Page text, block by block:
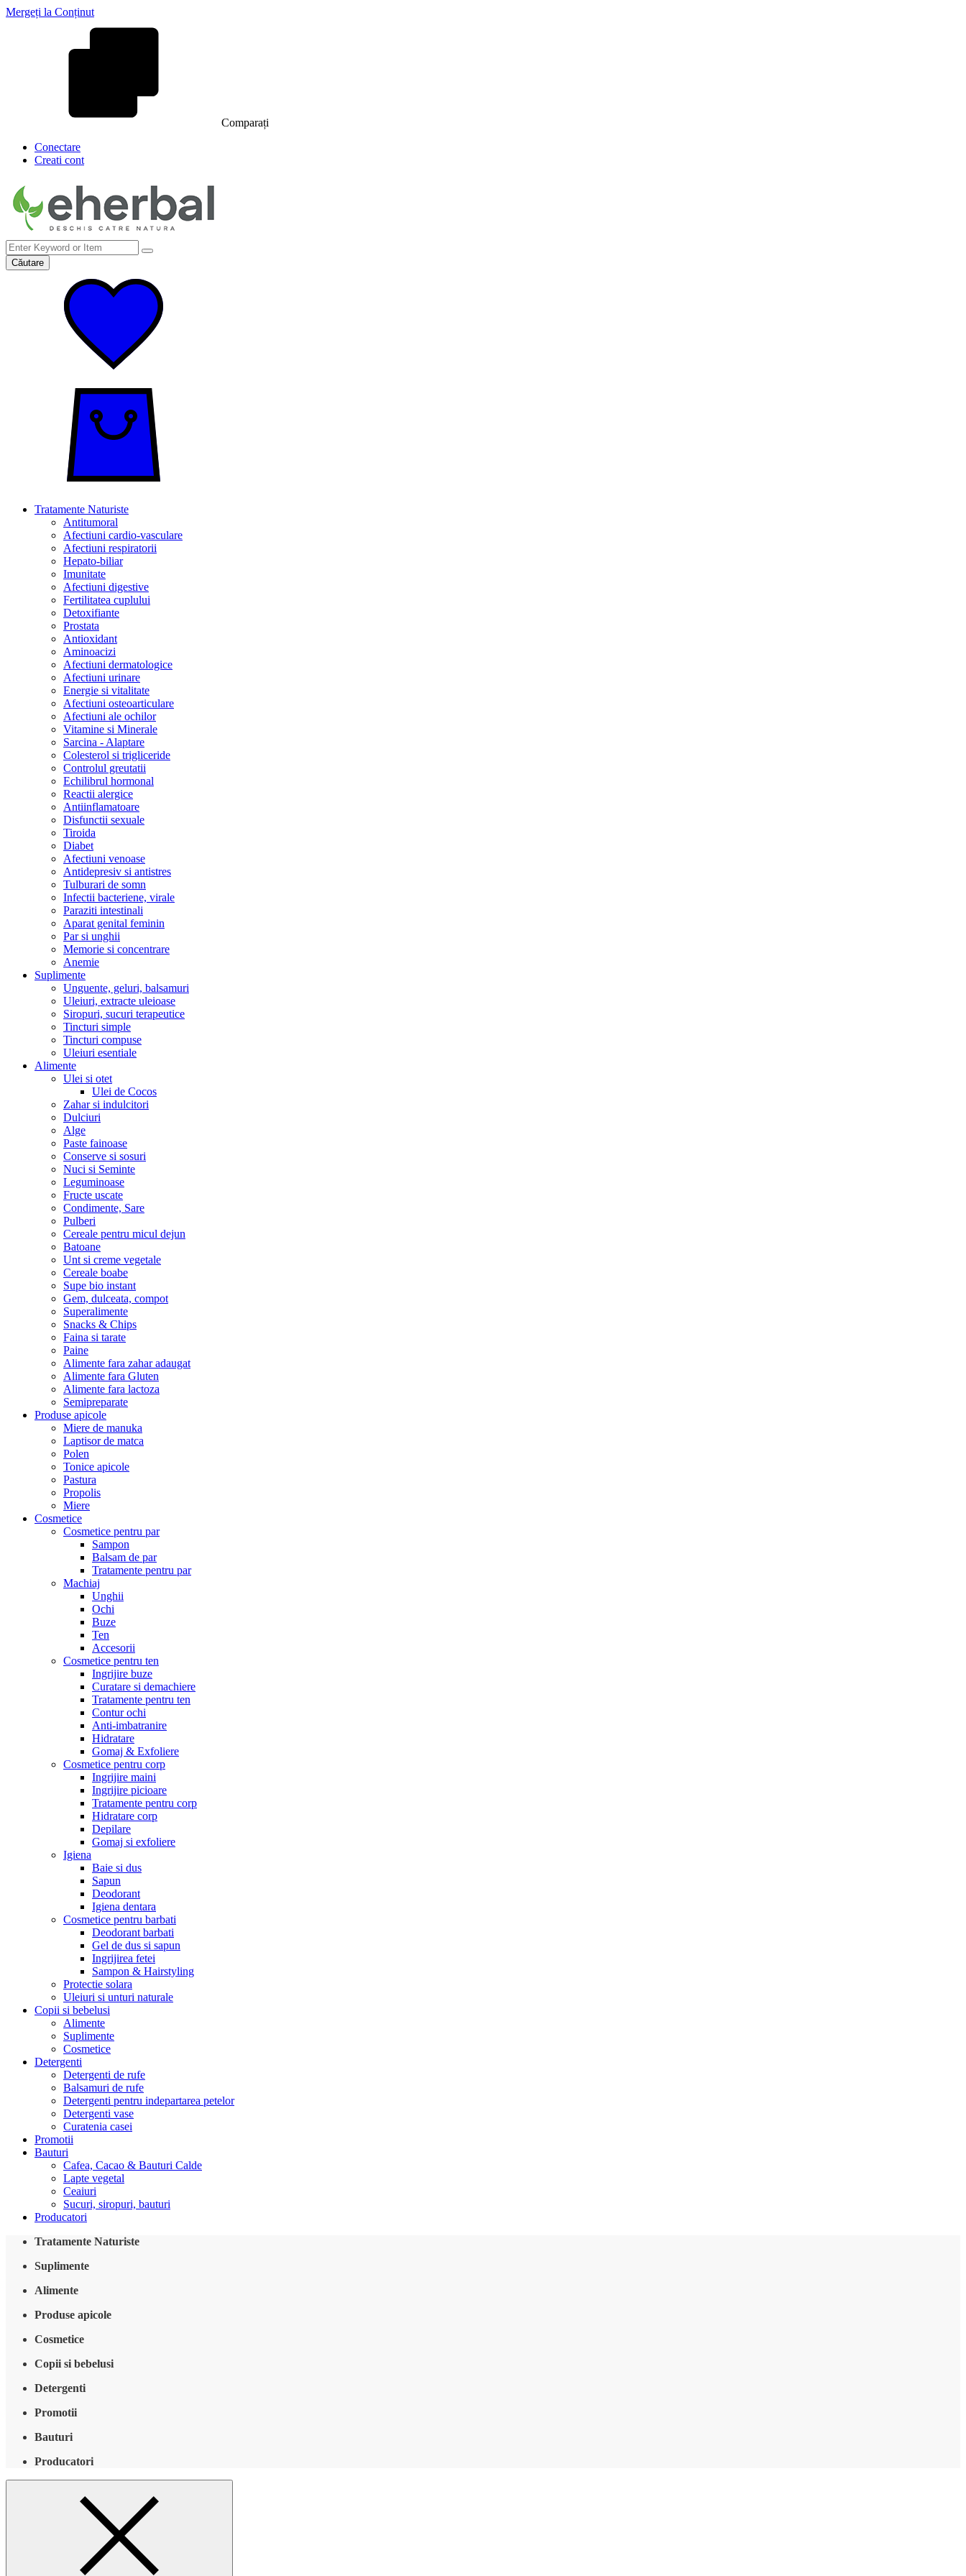
Mergeți la Conținut
Comparați
Conectare
Creati cont
Căutare
Tratamente Naturiste
Antitumoral
Afectiuni cardio-vasculare
Afectiuni respiratorii
Hepato-biliar
Imunitate
Afectiuni digestive
Fertilitatea cuplului
Detoxifiante
Prostata
Antioxidant
Aminoacizi
Afectiuni dermatologice
Afectiuni urinare
Energie si vitalitate
Afectiuni osteoarticulare
Afectiuni ale ochilor
Vitamine si Minerale
Sarcina - Alaptare
Colesterol si trigliceride
Controlul greutatii
Echilibrul hormonal
Reactii alergice
Antiinflamatoare
Disfunctii sexuale
Tiroida
Diabet
Afectiuni venoase
Antidepresiv si antistres
Tulburari de somn
Infectii bacteriene, virale
Paraziti intestinali
Aparat genital feminin
Par si unghii
Memorie si concentrare
Anemie
Suplimente
Unguente, geluri, balsamuri
Uleiuri, extracte uleioase
Siropuri, sucuri terapeutice
Tincturi simple
Tincturi compuse
Uleiuri esentiale
Alimente
Ulei si otet
Ulei de Cocos
Zahar si indulcitori
Dulciuri
Alge
Paste fainoase
Conserve si sosuri
Nuci si Seminte
Leguminoase
Fructe uscate
Condimente, Sare
Pulberi
Cereale pentru micul dejun
Batoane
Unt si creme vegetale
Cereale boabe
Supe bio instant
Gem, dulceata, compot
Superalimente
Snacks & Chips
Faina si tarate
Paine
Alimente fara zahar adaugat
Alimente fara Gluten
Alimente fara lactoza
Semipreparate
Produse apicole
Miere de manuka
Laptisor de matca
Polen
Tonice apicole
Pastura
Propolis
Miere
Cosmetice
Cosmetice pentru par
Sampon
Balsam de par
Tratamente pentru par
Machiaj
Unghii
Ochi
Buze
Ten
Accesorii
Cosmetice pentru ten
Ingrijire buze
Curatare si demachiere
Tratamente pentru ten
Contur ochi
Anti-imbatranire
Hidratare
Gomaj & Exfoliere
Cosmetice pentru corp
Ingrijire maini
Ingrijire picioare
Tratamente pentru corp
Hidratare corp
Depilare
Gomaj si exfoliere
Igiena
Baie si dus
Sapun
Deodorant
Igiena dentara
Cosmetice pentru barbati
Deodorant barbati
Gel de dus si sapun
Ingrijirea fetei
Sampon & Hairstyling
Protectie solara
Uleiuri si unturi naturale
Copii si bebelusi
Alimente
Suplimente
Cosmetice
Detergenti
Detergenti de rufe
Balsamuri de rufe
Detergenti pentru indepartarea petelor
Detergenti vase
Curatenia casei
Promotii
Bauturi
Cafea, Cacao & Bauturi Calde
Lapte vegetal
Ceaiuri
Sucuri, siropuri, bauturi
Producatori
Tratamente Naturiste
Suplimente
Alimente
Produse apicole
Cosmetice
Copii si bebelusi
Detergenti
Promotii
Bauturi
Producatori